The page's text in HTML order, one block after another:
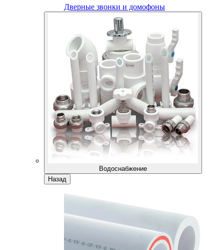
Дверные звонки и домофоны
Водоснабжение
Назад